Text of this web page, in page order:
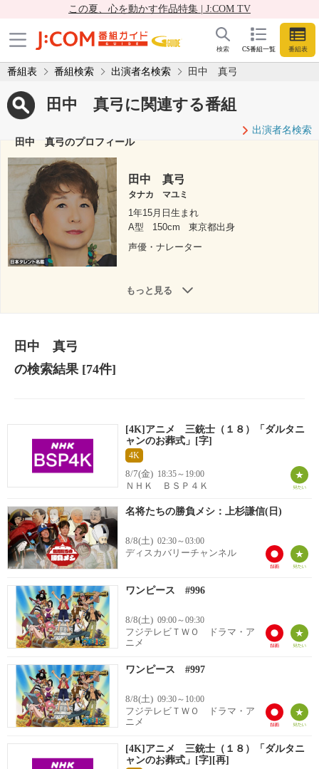
この夏、心を動かす作品特集 | J:COM TV
CS番組一覧 番組表
検索
番組表 番組検索 出演者名検索 田中 真弓
田中 真弓に関連する番組
出演者名検索
田中 真弓のプロフィール
田中 真弓
タナカ マユミ
1年15月日生まれ
A型
150cm
東京都出身
声優・ナレーター
もっと見る
田中 真弓
の検索結果[74件]
[4K]アニメ 三銃士（１８）「ダルタニ
ャンのお葬式」[字]
4K
8/7(金) 18:35～19:00
ＮＨＫ ＢＳＰ４Ｋ
名将たちの勝負メシ：上杉謙信(日)
8/8(土) 02:30～03:00
ディスカバリーチャンネル
ワンピース #996
8/8(土) 09:00～09:30
フジテレビＴＷＯ ドラマ・ア
ニメ
ワンピース #997
8/8(土) 09:30～10:00
フジテレビＴＷＯ ドラマ・ア
ニメ
[4K]アニメ 三銃士（１８）「ダルタニ
ャンのお葬式」[字][再]